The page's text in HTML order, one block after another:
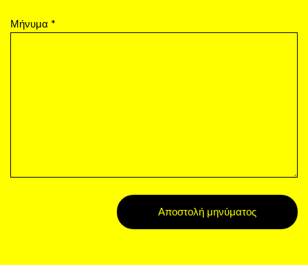
Μήνυμα *